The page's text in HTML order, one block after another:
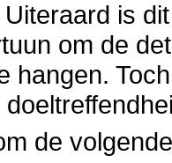
is
om de
hangen.
de